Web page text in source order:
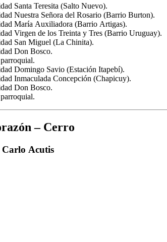
Santa Teresita (Salto Nuevo).
Nuestra Señora del Rosario (Barrio Burton).
María Auxiliadora (Barrio Artigas).
Virgen de los Treinta y Tres (Barrio Uruguay).
San Miguel (La Chinita).
Don Bosco.
Domingo Savio (Estación Itapebí).
Inmaculada Concepción (Chapicuy).
Don Bosco.
– Cerro
Acutis